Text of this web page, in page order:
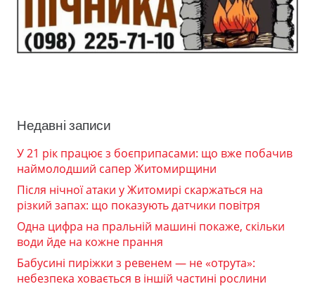
Недавні записи
У 21 рік працює з боєприпасами: що вже побачив
наймолодший сапер Житомирщини
Після нічної атаки у Житомирі скаржаться на
різкий запах: що показують датчики повітря
Одна цифра на пральній машині покаже, скільки
води йде на кожне прання
Бабусині пиріжки з ревенем — не «отрута»:
небезпека ховається в іншій частині рослини